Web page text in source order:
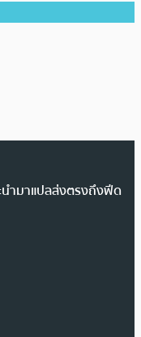
นำมาแปลส่งตรงถึงฟีด